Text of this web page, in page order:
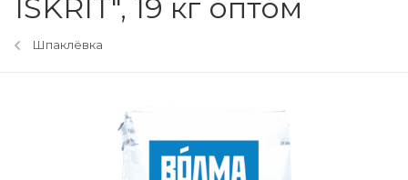
ISKRIT", 19 кг оптом
Шпаклёвка